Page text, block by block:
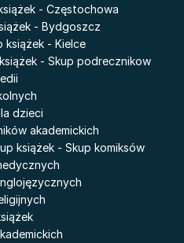
- Częstochowa
- Bydgoszcz
książek - Kielce
- Skup podrecznikow
dzieci
akademickich
książek - Skup komiksów